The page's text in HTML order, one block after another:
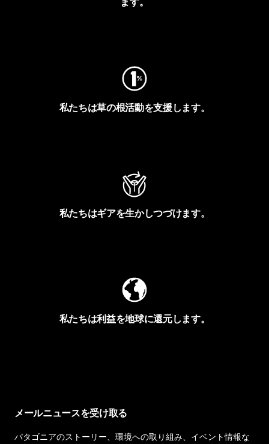
私たちは草の根活動を支援します。
私たちはギアを生かしつづけます。
私たちは利益を地球に還元します。
メールニュースを受け取る
パタゴニアのストーリー、環境への取り組み、イベント情報な